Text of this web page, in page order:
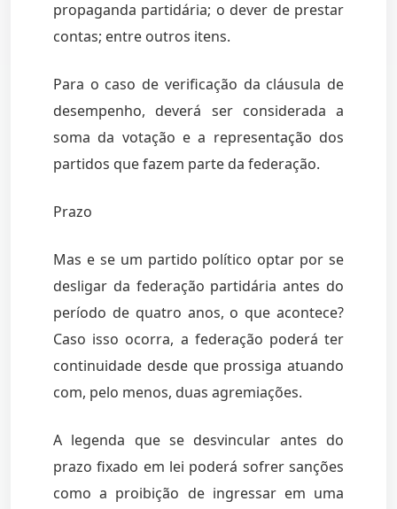
propaganda partidária; o dever de prestar
contas; entre outros itens.
Para o caso de verificação da cláusula de
desempenho, deverá ser considerada a
soma da votação e a representação dos
partidos que fazem parte da federação.
Prazo
Mas e se um partido político optar por se
desligar da federação partidária antes do
período de quatro anos, o que acontece?
Caso isso ocorra, a federação poderá ter
continuidade desde que prossiga atuando
com, pelo menos, duas agremiações.
A legenda que se desvincular antes do
prazo fixado em lei poderá sofrer sanções
como a proibição de ingressar em uma